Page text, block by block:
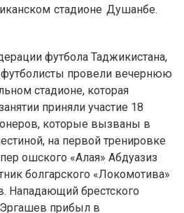
стадионе Душанбе.
футбола Таджикистана,
футболисты провели вечернюю
стадионе, которая
приняли участие 18
которые вызваны в
на первой тренировке
ошского «Алая» Абдуазиз
болгарского «Локомотива»
Нападающий брестского
прибыл в